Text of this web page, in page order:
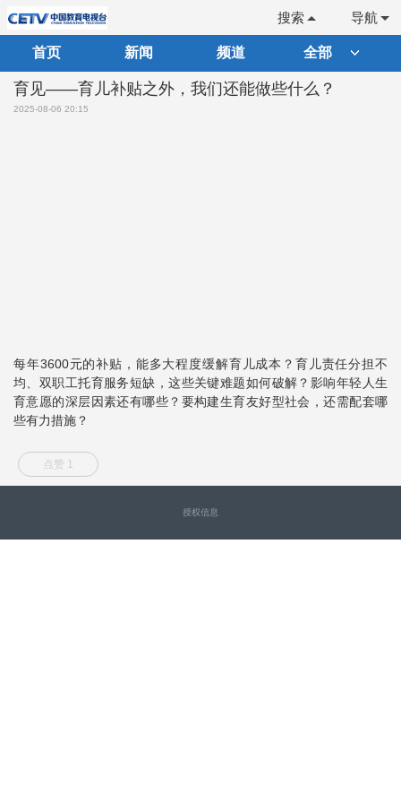
导航
搜索
首页 新闻 频道 全部
育见——育儿补贴之外，我们还能做些什么？
2025-08-06 20:15
每年3600元的补贴，能多大程度缓解育儿成本？育儿责任分担不
均、双职工托育服务短缺，这些关键难题如何破解？影响年轻人生
育意愿的深层因素还有哪些？要构建生育友好型社会，还需配套哪
些有力措施？
点赞 1
授权信息